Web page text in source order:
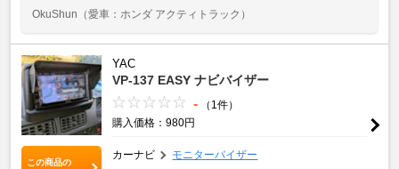
OkuShun （愛車：ホンダ アクティトラック）
この商品の
YAC
VP-137 EASY ナビバイザー
-
（1件）
購入価格：980円
カーナビ モニターバイザー